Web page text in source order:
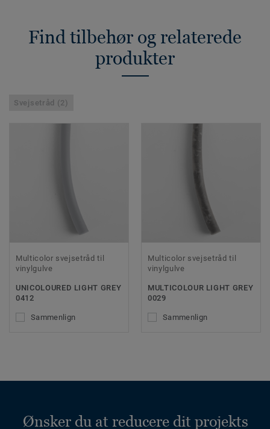
Find tilbehør og relaterede
produkter
Svejsetråd (2)
Multicolor svejsetråd til
vinylgulve
UNICOLOURED LIGHT GREY
0412
Sammenlign
Multicolor svejsetråd til
vinylgulve
MULTICOLOUR LIGHT GREY
0029
Sammenlign
Ønsker du at reducere dit projekts